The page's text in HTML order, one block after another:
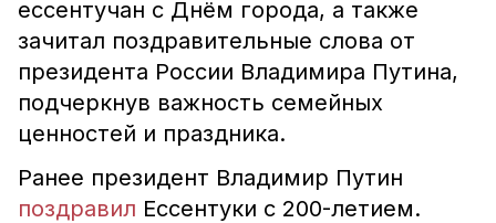
ессентучан с Днём города, а также
зачитал поздравительные слова от
президента России Владимира Путина,
подчеркнув важность семейных
ценностей и праздника.
Ранее президент Владимир Путин
поздравил Ессентуки с 200-летием.